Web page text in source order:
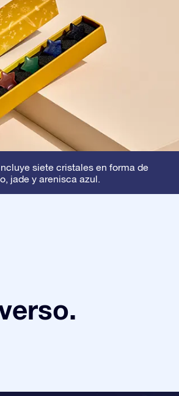
siete cristales en forma de
jade y arenisca azul.